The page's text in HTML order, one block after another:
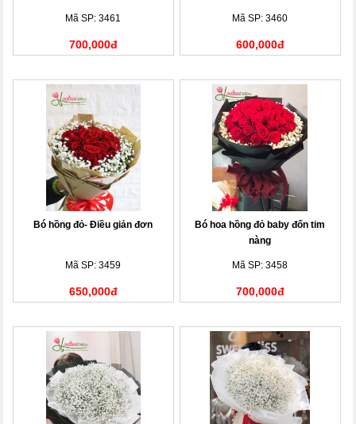
Mã SP: 3461
700,000đ
Mã SP: 3460
600,000đ
Bó hồng đỏ- Điều giản đơn
Mã SP: 3459
650,000đ
Bó hoa hồng đỏ baby đốn tim
nàng
Mã SP: 3458
700,000đ